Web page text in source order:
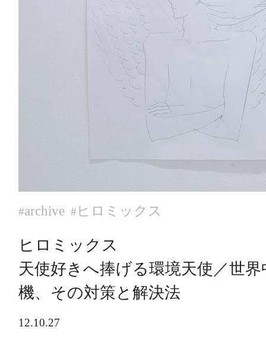
#archive # ヒロミックス
ヒロミックス
天使好きへ捧げる環境天使／世
機、その対策と解決法
12.10.27